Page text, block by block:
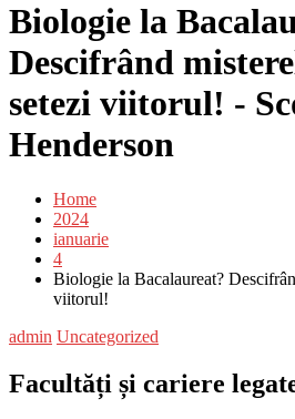
Biologie la
Descifrând
setezi viitorul! -
Henderson
Home
2024
ianuarie
4
Biologie la Bacalaureat?
viitorul!
admin Uncategorized
Facultăți și cariere